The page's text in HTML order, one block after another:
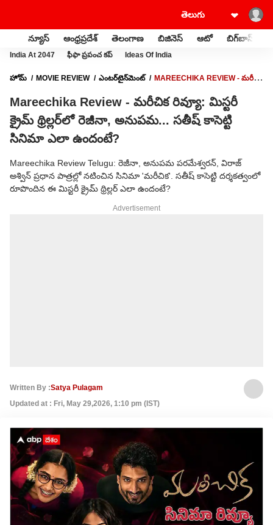
న్యూస్ ఆంధ్రప్రదేశ్ తెలంగాణ బిజినెస్ ఆటో బిగ్‌బాస్
India At 2047 ఫీఫా ప్రపంచ కప్ Ideas Of India
హోమ్ MOVIE REVIEW ఎంటర్‌టైన్‌మెంట్‌
MAREECHIKA REVIEW - మరీచిక
Mareechika Review - మరీచిక రివ్యూ: మిస్టరీ
క్రైమ్ థ్రిల్లర్‌లో రెజీనా, అనుపమ... సతీష్ కాసెట్టి
సినిమా ఎలా ఉందంటే?
Mareechika Review Telugu: రెజీనా, అనుపమ పరమేశ్వరన్, విరాజ్
అశ్విన్ ప్రధాన పాత్రల్లో నటించిన సినిమా 'మరీచిక'. సతీష్ కాసెట్టి దర్శకత్వంలో
రూపొందిన ఈ మిస్టరీ క్రైమ్ థ్రిల్లర్ ఎలా ఉందంటే?
Advertisement
Written By :Satya Pulagam
Updated at : Fri, May 29,2026, 1:10 pm (IST)